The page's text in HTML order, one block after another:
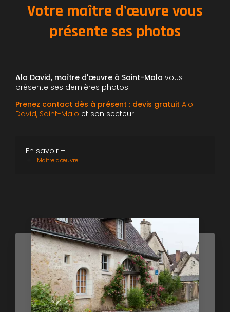
Votre maître d'œuvre vous
présente ses photos
Alo David, maître d'œuvre à Saint-Malo vous
présente ses dernières photos.
Prenez contact dès à présent : devis gratuit Alo
David, Saint-Malo et son secteur.
En savoir + :
Maître d'œuvre